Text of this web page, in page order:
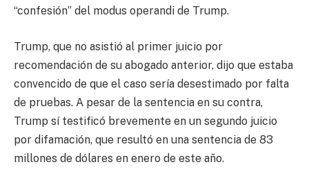
“confesión” del modus operandi de Trump.
Trump, que no asistió al primer juicio por
recomendación de su abogado anterior, dijo que estaba
convencido de que el caso sería desestimado por falta
de pruebas. A pesar de la sentencia en su contra,
Trump sí testificó brevemente en un segundo juicio
por difamación, que resultó en una sentencia de 83
millones de dólares en enero de este año.